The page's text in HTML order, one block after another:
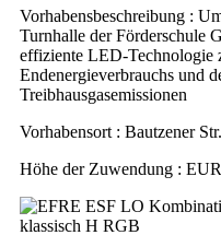
Vorhabensbeschreibung :
Turnhalle der Förderschule
effiziente LED-Technologie
Endenergieverbrauchs und
Treibhausgasemissionen
Vorhabensort : Bautzener
Höhe der Zuwendung :